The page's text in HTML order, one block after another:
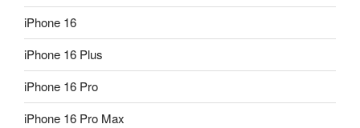
iPhone 16
iPhone 16 Plus
iPhone 16 Pro
iPhone 16 Pro Max